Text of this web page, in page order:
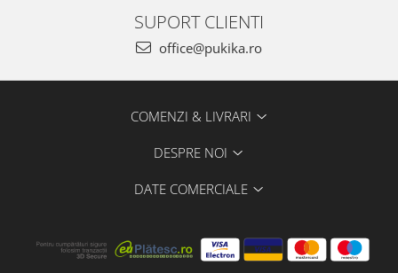
SUPORT CLIENTI
office@pukika.ro
COMENZI & LIVRARI
DESPRE NOI
DATE COMERCIALE